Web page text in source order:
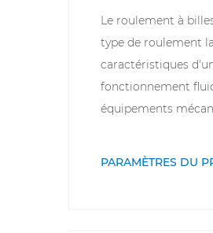
Le roulement à
type de roulement
caractéristiques
fonctionnement
équipements
un rôle important
PARAMÈTRES DU